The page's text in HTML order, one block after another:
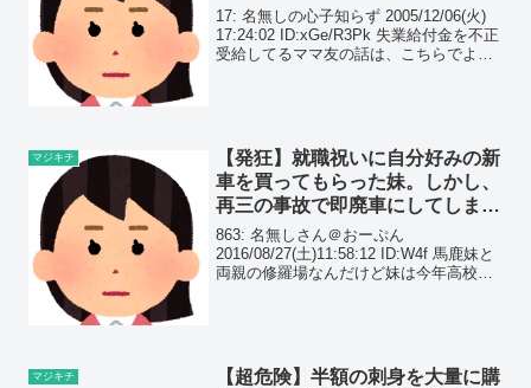
ょ？』って脅されたけど、お前が
犯.人じゃんｗｗ
17: 名無しの心子知らず 2005/12/06(火)
17:24:02 ID:xGe/R3Pk 失業給付金を不正
受給してるママ友の話は、こちらでよろ
マジキチ
【発狂】就職祝いに自分好みの新
車を買ってもらった妹。しかし、
再三の事故で即廃車にしてしまう
と、更にクズっプリを悪化させ
た…
863: 名無しさん＠おーぷん
2016/08/27(土)11:58:12 ID:W4f 馬鹿妹と
両親の修羅場なんだけど妹は今年高校を
マジキチ
【超危険】半額の刺身を大量に購